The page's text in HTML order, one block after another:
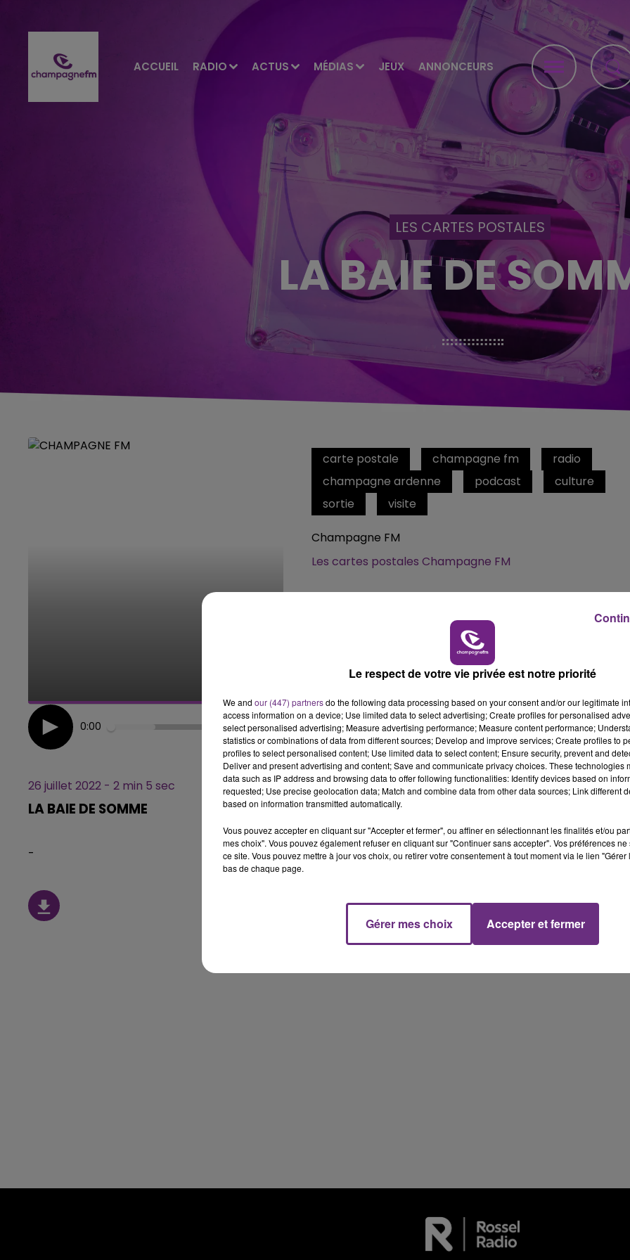
ACCUEIL RADIO ACTUS MÉDIAS JEUX ANNONCEURS
LA FAMILLE
LES CARTES POSTALES
LA BAIE DE
carte postale champagne fm
radio
champagne ardenne
podcast
culture
sortie
visite
Champagne FM
Les cartes postales Champagne FM
0:00 2 min 5
26 juillet 2022 - 2 min 5 sec
LA BAIE DE SOMME
-
Le respect de votre vie privée est notre priorité
We and our (447) partnersdo the following data processing based on your consent and/or our legitimate
access information on a device; Use limited data to select advertising; Create profiles for personalised
select personalised advertising; Measure advertising performance; Measure content performance;
statistics or combinations of data from different sources; Develop and improve services; Create profiles to
profiles to select personalised content; Use limited data to select content; Ensure security, prevent and
Deliver and present advertising and content; Save and communicate privacy choices. These technologies
data such as IP address and browsing data to offer following functionalities: Identify devices based on
requested; Use precise geolocation data; Match and combine data from other data sources; Link different
based on information transmitted automatically.
Vous pouvez accepter en cliquant sur "Accepter et fermer", ou affiner en sélectionnant les finalités et/ou
mes choix". Vous pouvez également refuser en cliquant sur "Continuer sans accepter". Vos préférences
ce site. Vous pouvez mettre à jour vos choix, ou retirer votre consentement à tout moment via le lien
bas de chaque page.
Gérer mes choix Accepter et fermer